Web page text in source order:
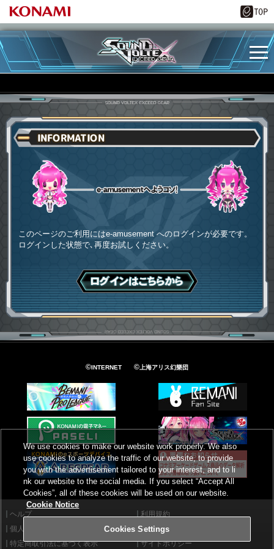
INFORMATION
このページのご利用にはe-amusement へのログインが必要です。
ログインした状態で､再度お試しください。
ログインはこちら
©INTERNET ©上海アリス幻樂団
ヘルプ
利用規約
個人情報等保護方針
外部送信について
特定商取引法に基づく表示
サイトポリシー
We use cookies to make our website work properly. We also
use cookies to analyze the traffic of our website, to provide
you with the advertisement tailored to your interest, and to li
nk our website to the social media. If you select “Accept All
Cookies”, all of these cookies will be used on our website.
Cookie Notice
Cookies Settings